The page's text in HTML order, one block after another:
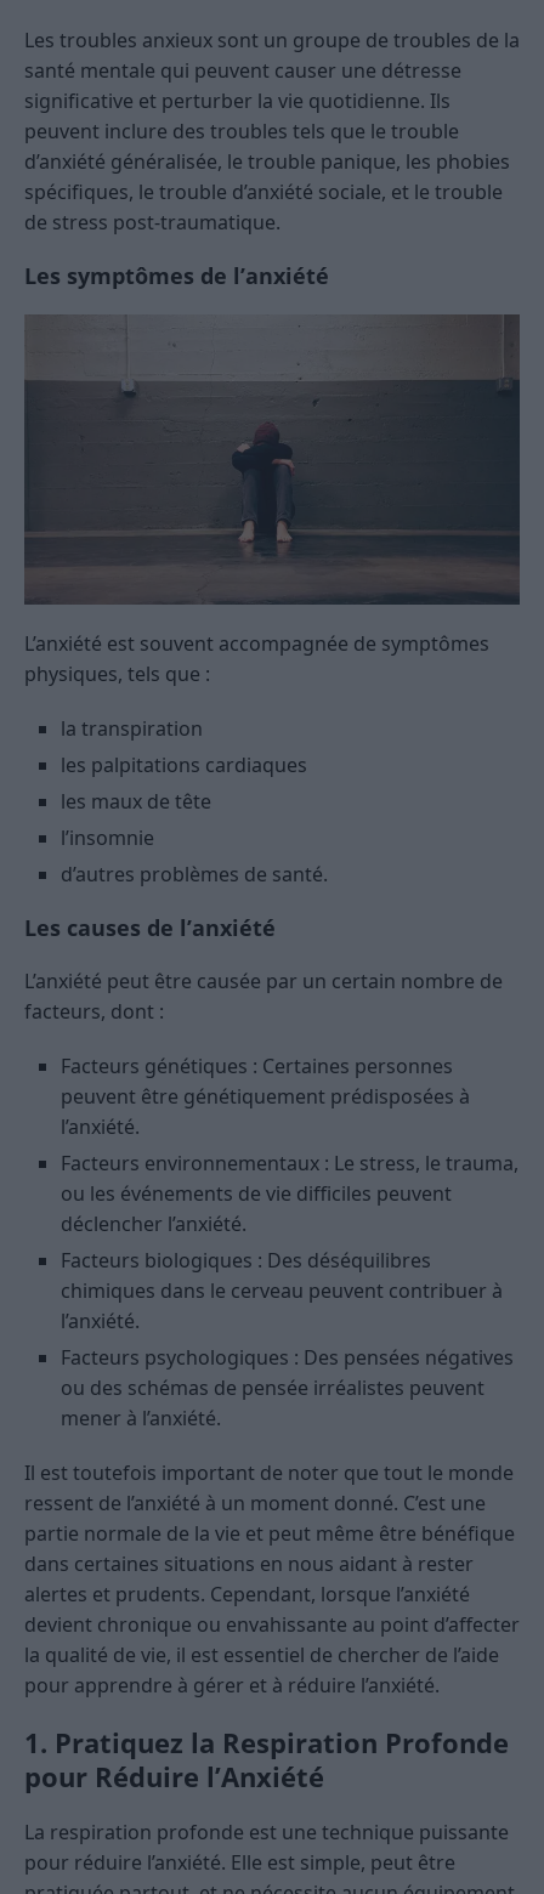
Les troubles anxieux sont un groupe de troubles de la
santé mentale qui peuvent causer une détresse
significative et perturber la vie quotidienne. Ils
peuvent inclure des troubles tels que le trouble
d’anxiété généralisée, le trouble panique, les phobies
spécifiques, le trouble d’anxiété sociale, et le trouble
de stress post-traumatique.
Les symptômes de l’anxiété
L’anxiété est souvent accompagnée de symptômes
physiques, tels que :
la transpiration
les palpitations cardiaques
les maux de tête
l’insomnie
d’autres problèmes de santé.
Les causes de l’anxiété
L’anxiété peut être causée par un certain nombre de
facteurs, dont :
Facteurs génétiques : Certaines personnes
peuvent être génétiquement prédisposées à
l’anxiété.
Facteurs environnementaux : Le stress, le trauma,
ou les événements de vie difficiles peuvent
déclencher l’anxiété.
Facteurs biologiques : Des déséquilibres
chimiques dans le cerveau peuvent contribuer à
l’anxiété.
Facteurs psychologiques : Des pensées négatives
ou des schémas de pensée irréalistes peuvent
mener à l’anxiété.
Il est toutefois important de noter que tout le monde
ressent de l’anxiété à un moment donné. C’est une
partie normale de la vie et peut même être bénéfique
dans certaines situations en nous aidant à rester
alertes et prudents. Cependant, lorsque l’anxiété
devient chronique ou envahissante au point d’affecter
la qualité de vie, il est essentiel de chercher de l’aide
pour apprendre à gérer et à réduire l’anxiété.
1. Pratiquez la Respiration Profonde
pour Réduire l’Anxiété
La respiration profonde est une technique puissante
pour réduire l’anxiété. Elle est simple, peut être